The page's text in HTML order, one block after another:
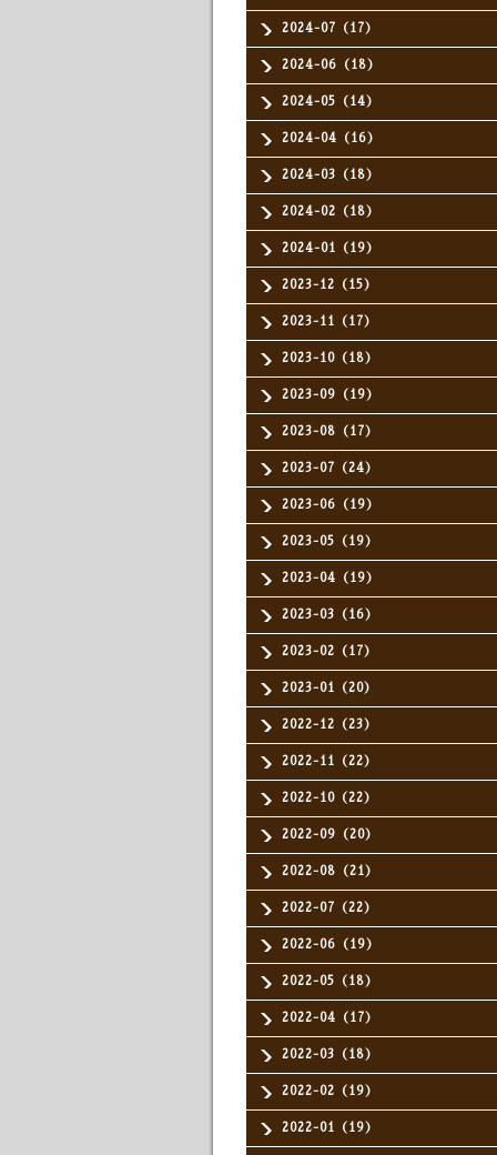
2024-07（17）
2024-06（18）
2024-05（14）
2024-04（16）
2024-03（18）
2024-02（18）
2024-01（19）
2023-12（15）
2023-11（17）
2023-10（18）
2023-09（19）
2023-08（17）
2023-07（24）
2023-06（19）
2023-05（19）
2023-04（19）
2023-03（16）
2023-02（17）
2023-01（20）
2022-12（23）
2022-11（22）
2022-10（22）
2022-09（20）
2022-08（21）
2022-07（22）
2022-06（19）
2022-05（18）
2022-04（17）
2022-03（18）
2022-02（19）
2022-01（19）